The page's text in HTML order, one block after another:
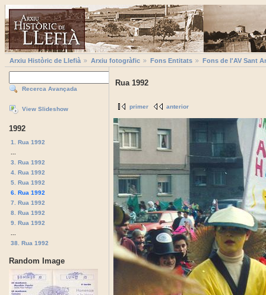
Arxiu Històric de Llefià Arxiu fotogràfic Fons Entitats Fons de l'AV Sant
Recerca Avançada
View Slideshow
1992
1. Rua 1992
3. Rua 1992
4. Rua 1992
5. Rua 1992
6. Rua 1992
7. Rua 1992
8. Rua 1992
9. Rua 1992
38. Rua 1992
Random Image
Rua 1992
primer anterior